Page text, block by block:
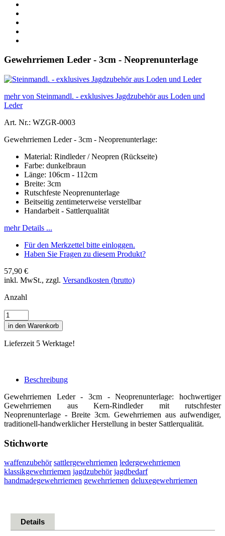
Gewehrriemen Leder - 3cm - Neoprenunterlage
mehr von Steinmandl. - exklusives Jagdzubehör aus Loden und
Leder
Art. Nr.: WZGR-0003
Gewehrriemen Leder - 3cm - Neoprenunterlage:
Material: Rindleder / Neopren (Rückseite)
Farbe: dunkelbraun
Länge: 106cm - 112cm
Breite: 3cm
Rutschfeste Neoprenunterlage
Beitseitig zentimeterweise verstellbar
Handarbeit - Sattlerqualität
mehr Details ...
Für den Merkzettel bitte einloggen.
Haben Sie Fragen zu diesem Produkt?
57,90 €
inkl. MwSt., zzgl. Versandkosten (brutto)
Anzahl
in den Warenkorb
Lieferzeit 5 Werktage!
Details
Beschreibung
Gewehrriemen Leder - 3cm - Neoprenunterlage: hochwertiger
Gewehrriemen aus Kern-Rindleder mit rutschfester
Neoprenunterlage - Breite 3cm. Gewehrriemen aus aufwendiger,
traditionell-handwerklicher Herstellung in bester Sattlerqualität.
Stichworte
waffenzubehör sattlergewehrriemen ledergewehrriemen
klassikgewehrriemen jagdzubehör jagdbedarf
handmadegewehrriemen gewehrriemen deluxegewehrriemen